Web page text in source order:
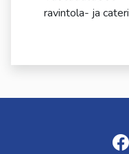
pyyhkäisyliikkeitä.
ravintola- ja